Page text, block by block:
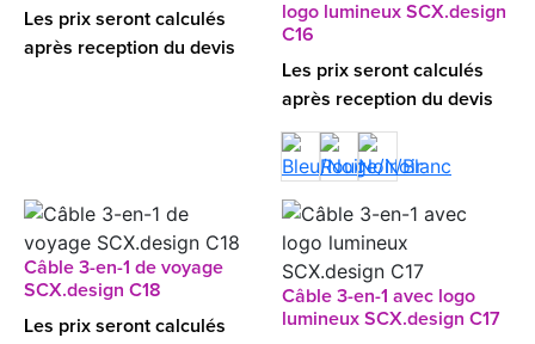
Les prix seront calculés
après reception du devis
logo lumineux SCX.design
C16
Les prix seront calculés
après reception du devis
Câble 3-en-1 de voyage
SCX.design C18
Les prix seront calculés
Câble 3-en-1 avec logo
lumineux SCX.design C17